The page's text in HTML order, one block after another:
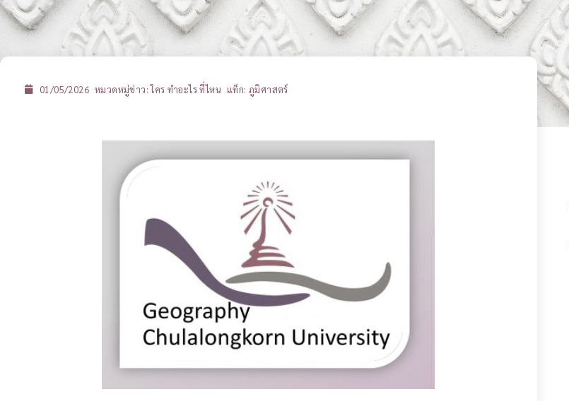
01/05/2026 หมวดหมู่ข่าว:ใคร ทำอะไร ที่ไหน แท็ก: ภูมิศาสตร์